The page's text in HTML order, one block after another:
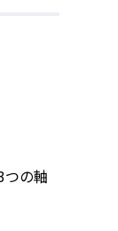
つの軸